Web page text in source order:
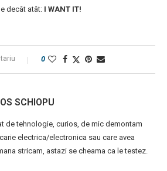
decât atât: I WANT IT!
0
SCHIOPU
de tehnologie, curios, de mic demontam
electrica/electronica sau care avea
stricam, astazi se cheama ca le testez.